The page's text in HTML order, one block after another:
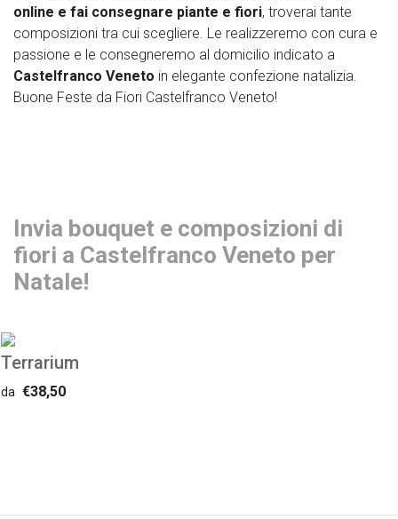
online e fai consegnare piante e fiori, troverai tante
composizioni tra cui scegliere. Le realizzeremo con cura e
passione e le consegneremo al domicilio indicato a
Castelfranco Veneto in elegante confezione natalizia.
Buone Feste da Fiori Castelfranco Veneto!
Invia bouquet e composizioni di
fiori a Castelfranco Veneto per
Natale!
Terrarium
da €38,50